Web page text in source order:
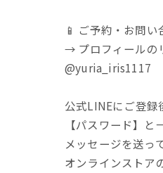
📱 ご予約・お問い
→ プロフィールの
@yuria_iris1117
公式LINEにご登録
【パスワード】と
メッセージを送っ
オンラインストア